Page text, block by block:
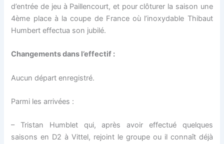
d’entrée de jeu à Paillencourt, et pour clôturer la saison une
4ème place à la coupe de France où l’inoxydable Thibaut
Humbert effectua son jubilé.
Changements dans l’effectif :
Aucun départ enregistré.
Parmi les arrivées :
– Tristan Humblet qui, après avoir effectué quelques
saisons en D2 à Vittel, rejoint le groupe ou il connaît déjà